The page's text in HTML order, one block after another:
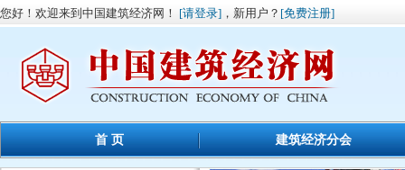
您好！欢迎来到中国建筑经济网！ [请登录] ，新用户？ [免费注册]
首 页 建筑经济分会